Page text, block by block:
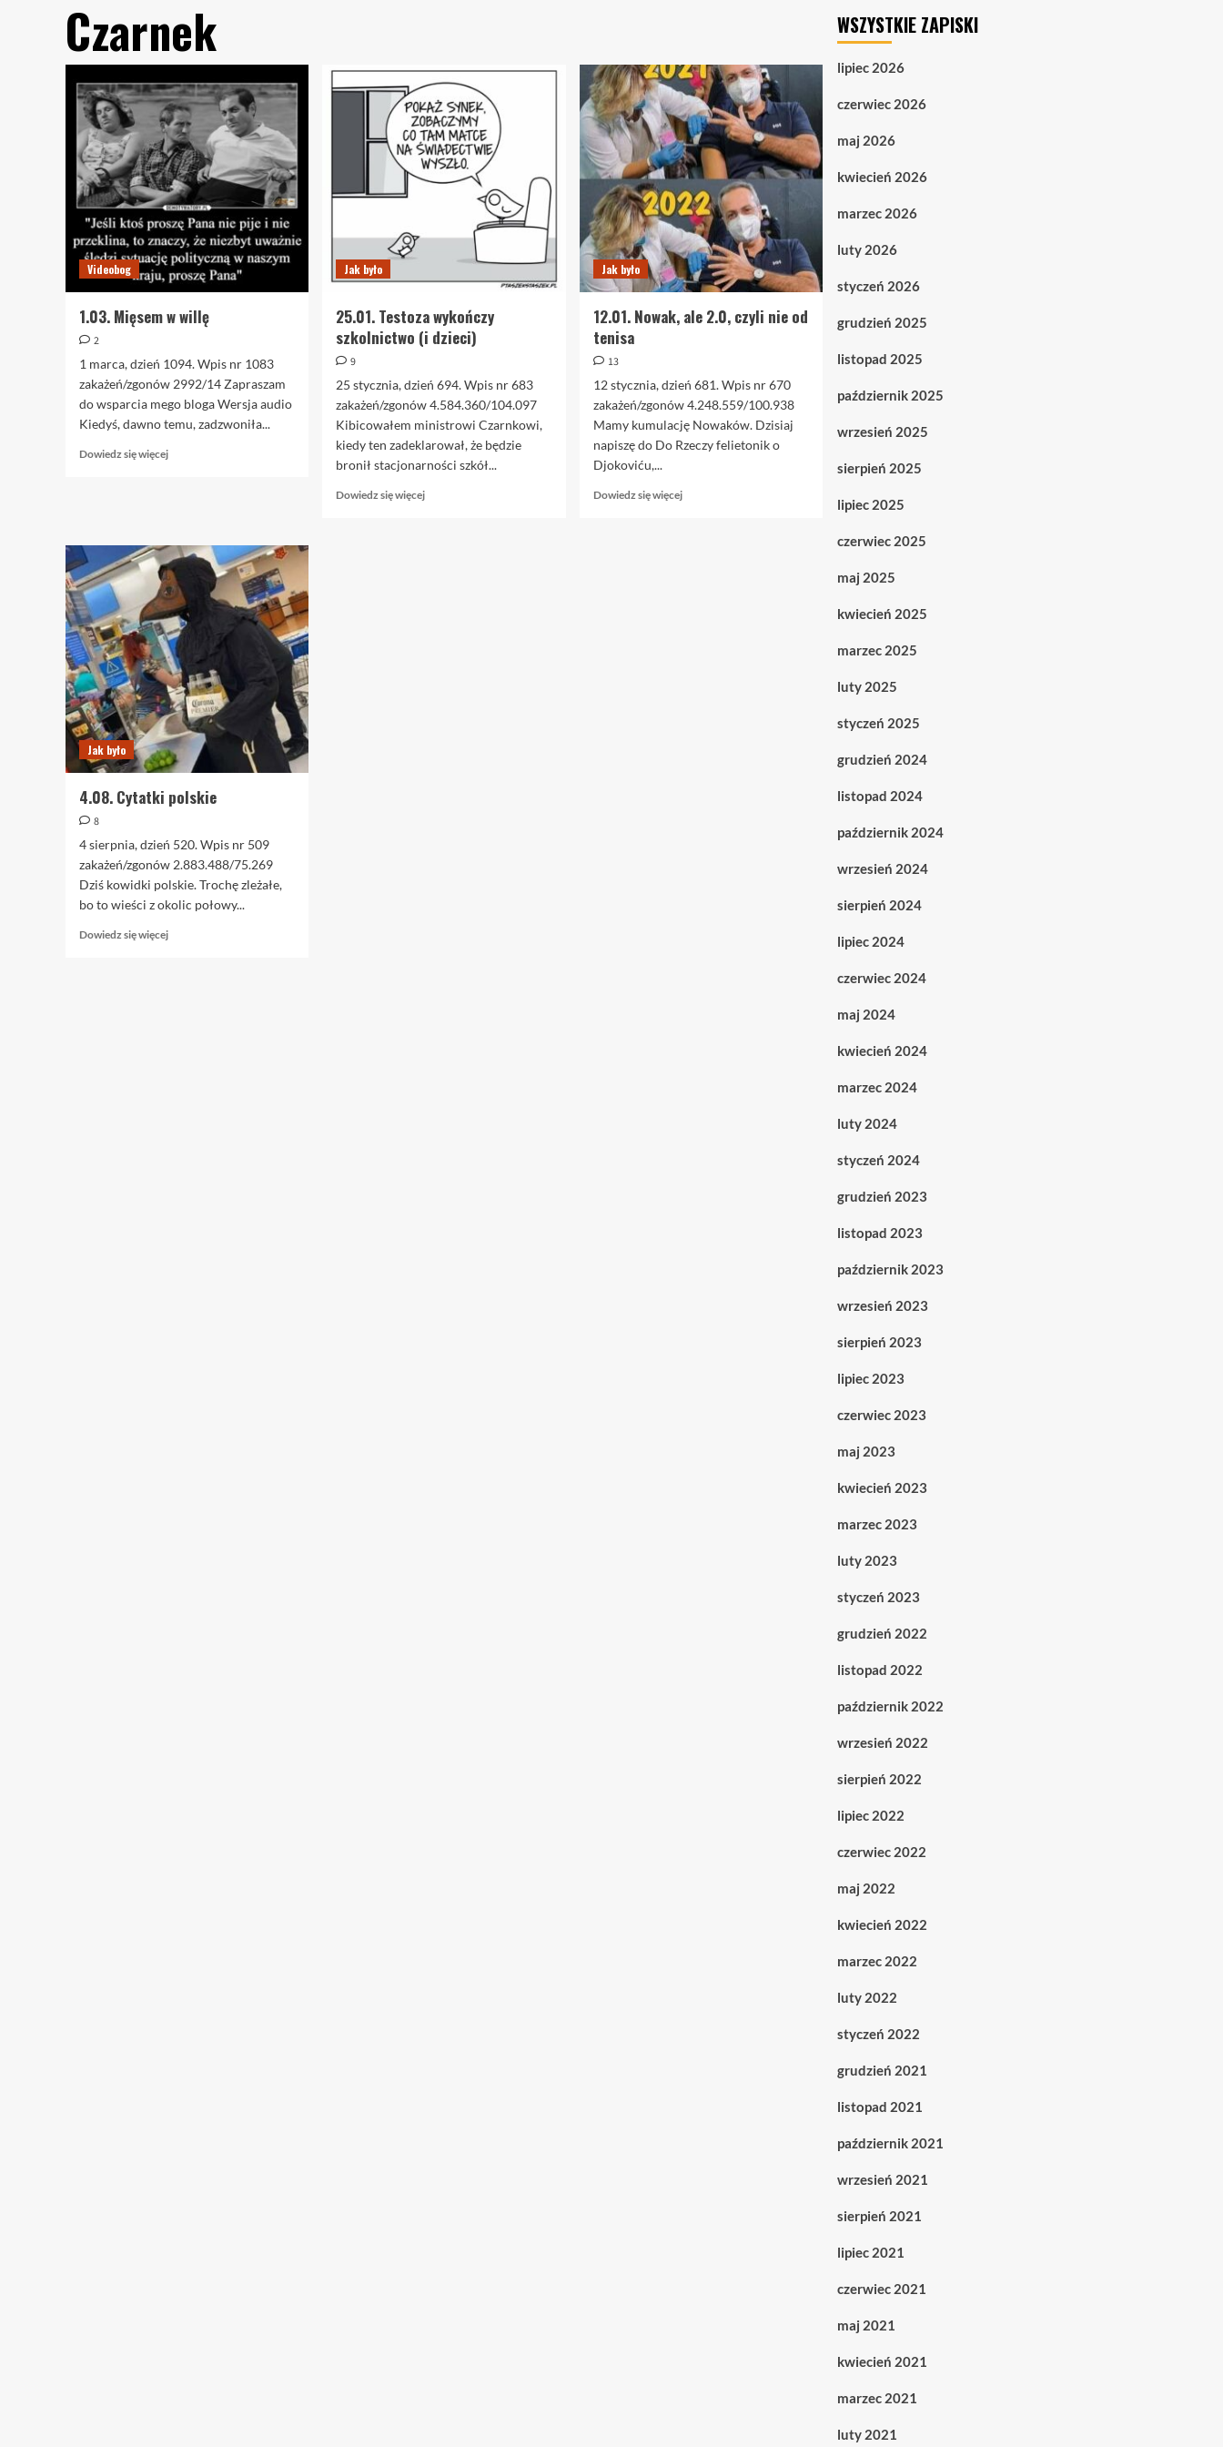
Czarnek
Videobog
1.03. Mięsem w willę
2
1 marca, dzień 1094. Wpis nr 1083
zakażeń/zgonów 2992/14 Zapraszam
do wsparcia mego bloga Wersja audio
Kiedyś, dawno temu, zadzwoniła...
Dowiedz się więcejDowiedz
w
willę
Jak było
25.01. Testoza wykończy
szkolnictwo (i dzieci)
9
25 stycznia, dzień 694. Wpis nr 683
zakażeń/zgonów 4.584.360/104.097
Kibicowałem ministrowi Czarnkowi,
kiedy ten zadeklarował, że będzie
bronił stacjonarności szkół...
Dowiedz się więcejDowiedz
Jak było
12.01. Nowak, ale 2.0, czyli nie od
tenisa
13
12 stycznia, dzień 681. Wpis nr 670
zakażeń/zgonów 4.248.559/100.938
Mamy kumulację Nowaków. Dzisiaj
napiszę do Do Rzeczy felietonik o
Djokoviću,...
Dowiedz się więcejDowiedz
Jak było
4.08. Cytatki polskie
8
4 sierpnia, dzień 520. Wpis nr 509
zakażeń/zgonów 2.883.488/75.269
Dziś kowidki polskie. Trochę zleżałe,
bo to wieści z okolic połowy...
Dowiedz się więcejDowiedz
WSZYSTKIE ZAPISKI
lipiec 2026
czerwiec 2026
maj 2026
kwiecień 2026
marzec 2026
luty 2026
styczeń 2026
grudzień 2025
listopad 2025
październik 2025
wrzesień 2025
sierpień 2025
lipiec 2025
czerwiec 2025
maj 2025
kwiecień 2025
marzec 2025
luty 2025
styczeń 2025
grudzień 2024
listopad 2024
październik 2024
wrzesień 2024
sierpień 2024
lipiec 2024
czerwiec 2024
maj 2024
kwiecień 2024
marzec 2024
luty 2024
styczeń 2024
grudzień 2023
listopad 2023
październik 2023
wrzesień 2023
sierpień 2023
lipiec 2023
czerwiec 2023
maj 2023
kwiecień 2023
marzec 2023
luty 2023
styczeń 2023
grudzień 2022
listopad 2022
październik 2022
wrzesień 2022
sierpień 2022
lipiec 2022
czerwiec 2022
maj 2022
kwiecień 2022
marzec 2022
luty 2022
styczeń 2022
grudzień 2021
listopad 2021
październik 2021
wrzesień 2021
sierpień 2021
lipiec 2021
czerwiec 2021
maj 2021
kwiecień 2021
marzec 2021
luty 2021